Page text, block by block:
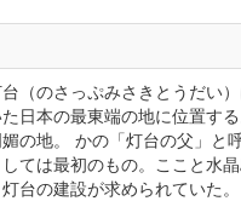
（のさっぷみさきとうだい
日本の最東端の地に位置す
の地。 かの「灯台の父」と
ては最初のもの。ここと水
台の建設が求められていた。